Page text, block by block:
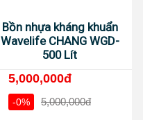
Bồn nhựa kháng khuẩn
Wavelife CHANG WGD-
500 Lít
5,000,000đ
-0% 5,000,000đ